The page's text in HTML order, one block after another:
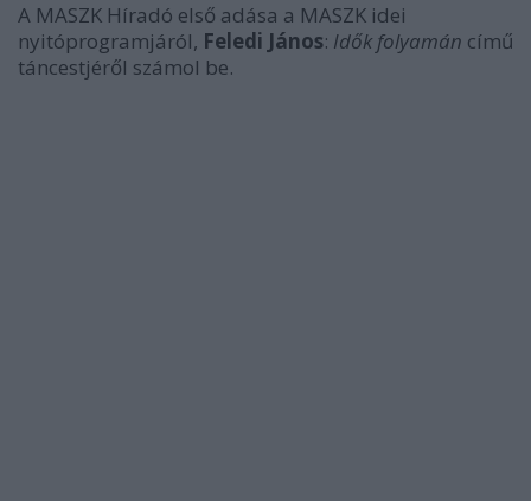
A MASZK Híradó első adása a MASZK idei
nyitóprogramjáról, Feledi János: Idők folyamán című
táncestjéről számol be.